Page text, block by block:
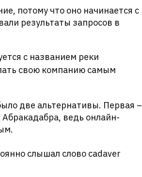
потому что оно начинается с
результаты запросов в
с названием реки
свою компанию самым
две альтернативы. Первая –
ведь онлайн-
слышал слово cadaver